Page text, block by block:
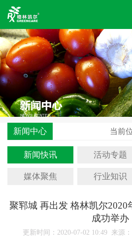
新闻中心 当前
新闻快讯 活动专题
媒体聚焦 行业知识
聚郓城 再出发 格林凯尔2020
成功举办
更新时间：2020-07-02 10:49 来源